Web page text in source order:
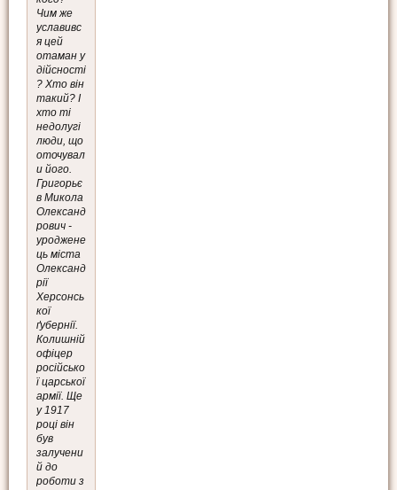
Чим же
уславивс
я цей
отаман у
дійсності
? Хто він
такий? І
хто ті
недолугі
люди, що
оточувал
и його.
Григорьє
в Микола
Олександ
рович -
уроджене
ць міста
Олександ
рії
Херсонсь
кої
ґубернії.
Колишній
офіцер
російсько
ї царської
армії. Ще
у 1917
році він
був
залучени
й до
роботи з